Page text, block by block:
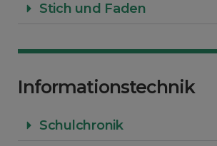
Stich und Faden
Informationstechnik
Schulchronik